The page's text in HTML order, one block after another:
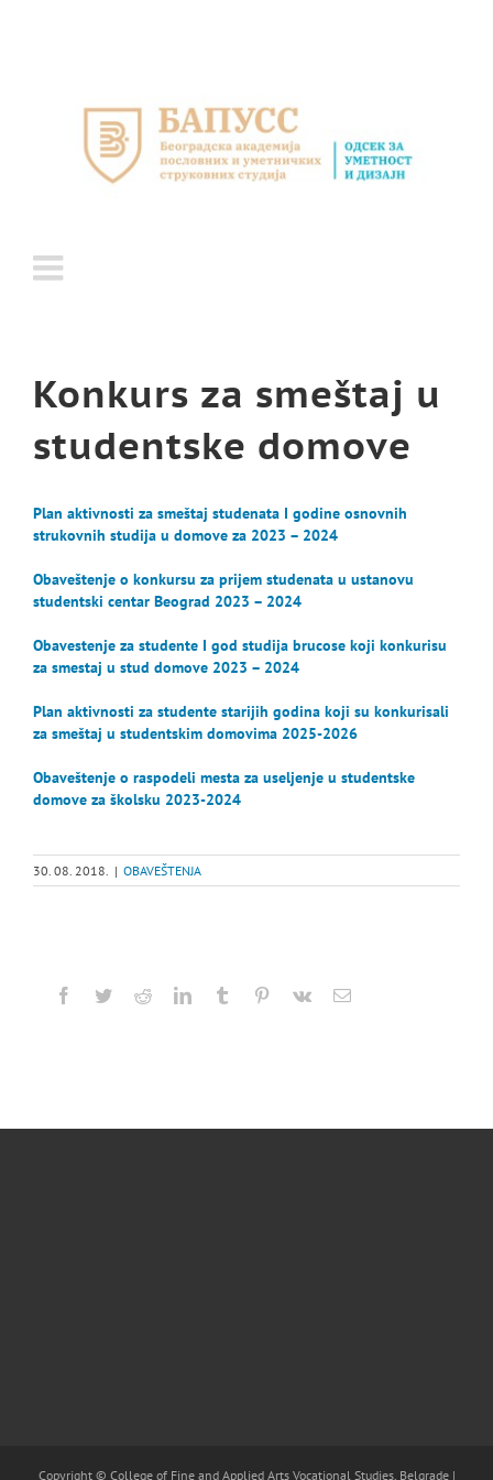
Konkurs za smeštaj u
studentske domove
Plan aktivnosti za smeštaj studenata I godine osnovnih
strukovnih studija u domove za 2023 – 2024
Obaveštenje o konkursu za prijem studenata u ustanovu
studentski centar Beograd 2023 – 2024
Obavestenje za studente I god studija brucose koji konkurisu
za smestaj u stud domove 2023 – 2024
Plan aktivnosti za studente starijih godina koji su konkurisali
za smeštaj u studentskim domovima 2025-2026
Obaveštenje o raspodeli mesta za useljenje u studentske
domove za školsku 2023-2024
30. 08. 2018. | OBAVEŠTENJA
Facebook
TwitterRedditLinkedInTumblr Pinterest
Vk Email
Copyright © College of Fine and Applied Arts Vocational Studies, Belgrade |